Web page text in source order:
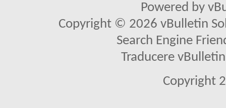
Powered by
Copyright © 2026 vBulletin
Search Engine
Traducere
Copyright